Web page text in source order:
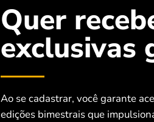
Quer
exclusivas
Ao se cadastrar, você garante
edições bimestrais que